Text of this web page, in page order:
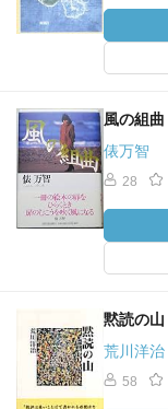
風の組曲
俵万智
28
黙読の山
荒川洋治
58